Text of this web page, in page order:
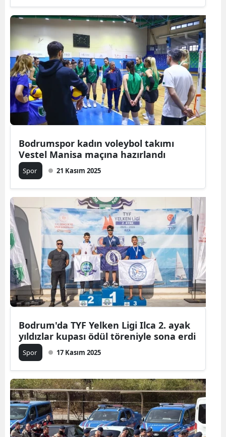
Bodrumspor kadın voleybol takımı
Vestel Manisa maçına hazırlandı
Spor 21 Kasım 2025
Bodrum'da TYF Yelken Ligi Ilca 2. ayak
yıldızlar kupası ödül töreniyle sona erdi
Spor 17 Kasım 2025